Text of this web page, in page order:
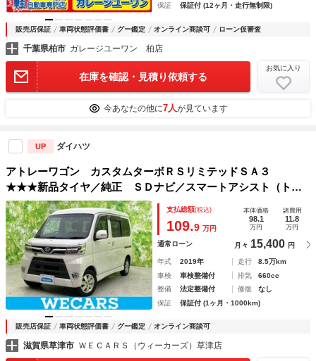
保証
保証付 (12ヶ月・走行無制限)
販売店保証 車両状態評価書 グー鑑定 オンライン商談可 ローン仮審査
千葉県柏市 ガレージユーワン 柏店
在庫を確認・見積り依頼する
お気に入り
今あなたの他に7人が見ています
UP ダイハツ
アトレーワゴン カスタムターボＲＳリミテッドＳＡ３
★★★新品タイヤ／純正 ＳＤナビ／スマートアシスト（トヨ
タ・ダイハツ）／電動スライドドア／車線逸脱防止支援システ
ム／ヘッドランプ ＬＥＤ／ＵＳＢジャック／Ｂｌｕｅｔｏｏ
ｔｈ接続／ＥＴＣ／ＥＢＤ付ＡＢＳ
支払総額(税込)
109.9 万円
本体価格
98.1
万円
諸費用
11.8
万円
通常ローン 月々 15,400 円
年式 2019年 走行
8.5万km
車検
車検整備付 排気
660cc
整備
法定整備付 修復
なし
保証
保証付 (1ヶ月・1000km)
販売店保証 車両状態評価書 グー鑑定 オンライン商談可
滋賀県草津市 ＷＥＣＡＲＳ（ウィーカーズ）草津店